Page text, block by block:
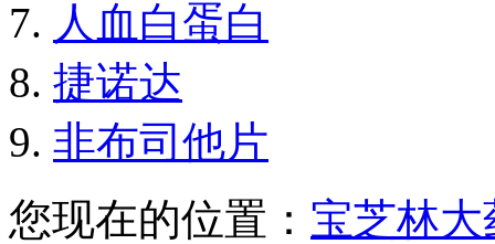
人血白蛋白
捷诺达
非布司他片
您现在的位置： 宝芝林大